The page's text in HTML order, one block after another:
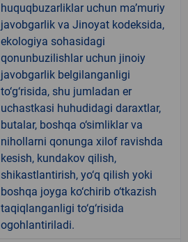
huquqbuzarliklar uchun ma’muriy
javobgarlik va Jinoyat kodeksida,
ekologiya sohasidagi
qonunbuzilishlar uchun jinoiy
javobgarlik belgilanganligi
to‘g‘risida, shu jumladan er
uchastkasi huhudidagi daraxtlar,
butalar, boshqa o‘simliklar va
nihollarni qonunga xilof ravishda
kesish, kundakov qilish,
shikastlantirish, yo‘q qilish yoki
boshqa joyga ko‘chirib o‘tkazish
taqiqlanganligi to‘g‘risida
ogohlantiriladi.